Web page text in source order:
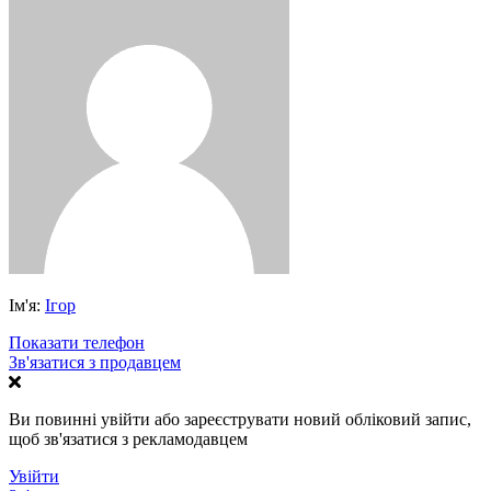
Ім'я: Ігор
Показати телефон
Зв'язатися з продавцем
Ви повинні увійти або зареєструвати новий обліковий запис,
щоб зв'язатися з рекламодавцем
Увійти